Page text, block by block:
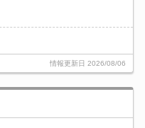
情報更新日 2026/08/06